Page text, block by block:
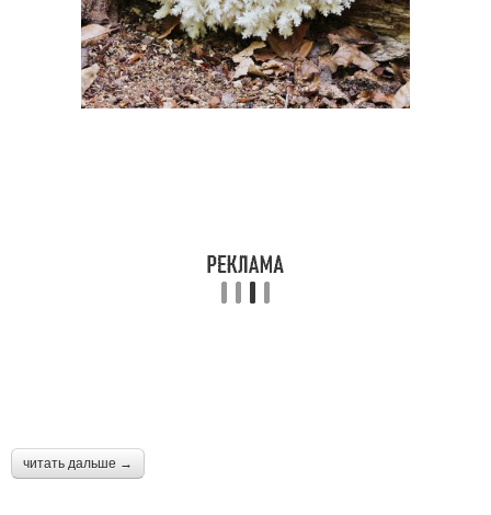
читать дальше →